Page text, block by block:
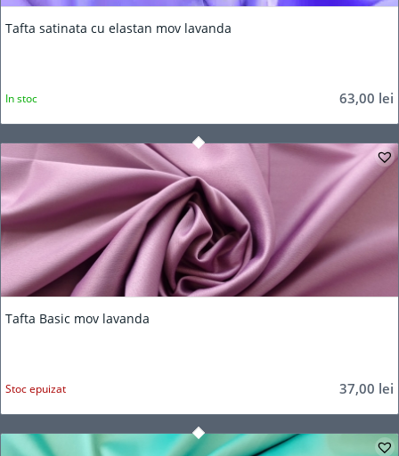
Tafta satinata cu elastan mov lavanda
63,00 lei
In stoc
Tafta Basic mov lavanda
37,00 lei
Stoc epuizat